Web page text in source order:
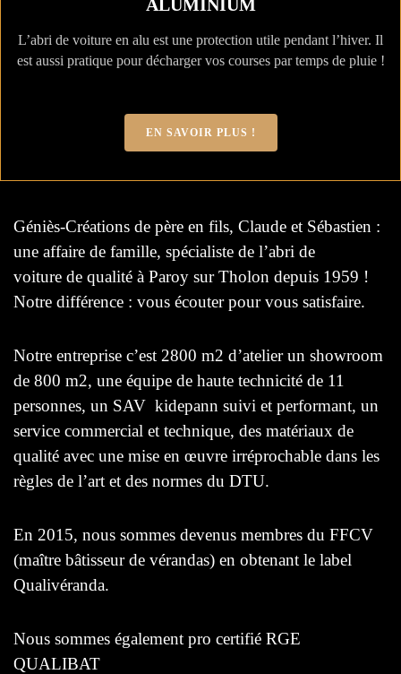
ALUMINIUM
L’abri de voiture en alu est une protection utile pendant l’hiver. Il
est aussi pratique pour décharger vos courses par temps de pluie !
EN SAVOIR PLUS !
Géniès-Créations de père en fils, Claude et Sébastien :
une affaire de famille, spécialiste de l’abri de
voiture de qualité à Paroy sur Tholon depuis 1959 !
Notre différence : vous écouter pour vous satisfaire.
Notre entreprise c’est 2800 m2 d’atelier un showroom
de 800 m2, une équipe de haute technicité de 11
personnes, un SAV kidepann suivi et performant, un
service commercial et technique, des matériaux de
qualité avec une mise en œuvre irréprochable dans les
règles de l’art et des normes du DTU.
En 2015, nous sommes devenus membres du FFCV
(maître bâtisseur de vérandas) en obtenant le label
Qualivéranda.
Nous sommes également pro certifié RGE
QUALIBAT